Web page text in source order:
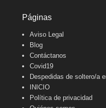
Páginas
Aviso Legal
Blog
Contáctanos
Covid19
Despedidas de soltero/a
INICIO
Política de privacidad